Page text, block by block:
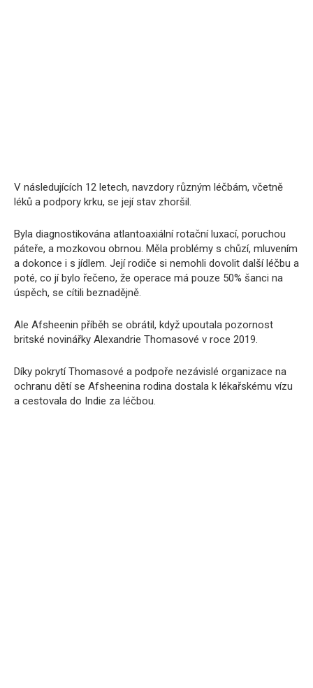
V následujících 12 letech, navzdory různým léčbám, včetně
léků a podpory krku, se její stav zhoršil.
Byla diagnostikována atlantoaxiální rotační luxací, poruchou
páteře, a mozkovou obrnou. Měla problémy s chůzí, mluvením
a dokonce i s jídlem. Její rodiče si nemohli dovolit další léčbu a
poté, co jí bylo řečeno, že operace má pouze 50% šanci na
úspěch, se cítili beznadějně.
Ale Afsheenin příběh se obrátil, když upoutala pozornost
britské novinářky Alexandrie Thomasové v roce 2019.
Díky pokrytí Thomasové a podpoře nezávislé organizace na
ochranu dětí se Afsheenina rodina dostala k lékařskému vízu
a cestovala do Indie za léčbou.